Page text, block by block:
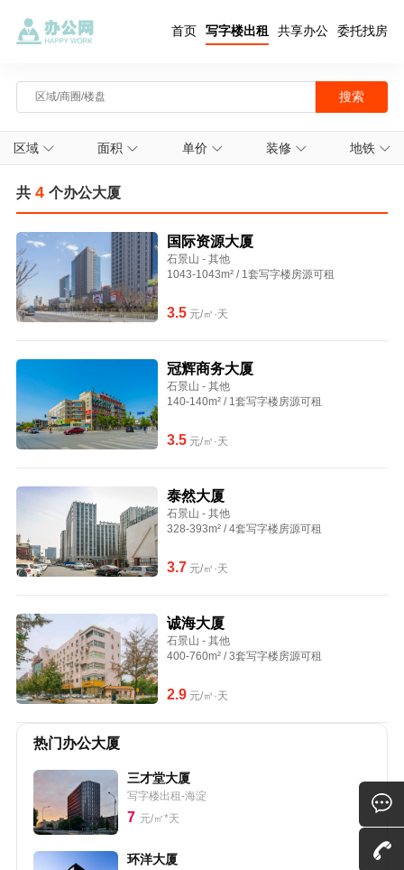
首页 写字楼出租 共享办公 委托找房
区域 面积 单价 装修 地铁
共 4 个办公大厦
国际资源大厦
石景山 - 其他
1043-1043m² / 1套写字楼房源可租
3.5元/㎡·天
冠辉商务大厦
石景山 - 其他
140-140m² / 1套写字楼房源可租
3.5元/㎡·天
泰然大厦
石景山 - 其他
328-393m² / 4套写字楼房源可租
3.7 元/㎡·天
诚海大厦
石景山 - 其他
400-760m² / 3套写字楼房源可租
2.9元/㎡·天
热门办公大厦
三才堂大厦
写字楼出租-海淀
7 元/㎡*天
环洋大厦